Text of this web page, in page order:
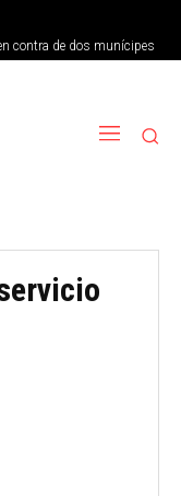
contra de dos munícipes